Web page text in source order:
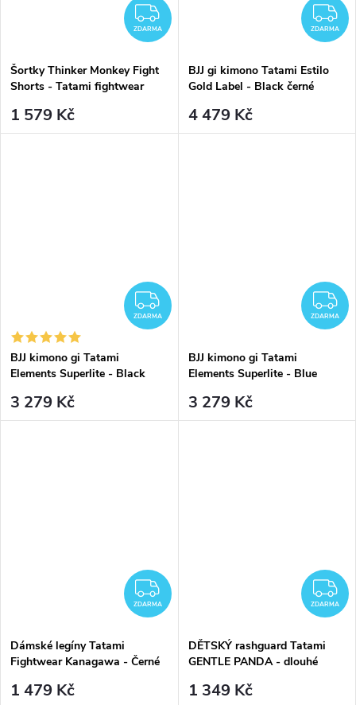
ZDARMA
ZDARMA
Šortky Thinker Monkey Fight
Shorts - Tatami fightwear
1 579 Kč
ZDARMA
BJJ gi kimono Tatami Estilo
Gold Label - Black černé
4 479 Kč
ZDARMA
ZDARMA
BJJ kimono gi Tatami
Elements Superlite - Black
3 279 Kč
ZDARMA
BJJ kimono gi Tatami
Elements Superlite - Blue
3 279 Kč
ZDARMA
ZDARMA
Dámské legíny Tatami
Fightwear Kanagawa - Černé
1 479 Kč
ZDARMA
DĚTSKÝ rashguard Tatami
GENTLE PANDA - dlouhé
1 349 Kč